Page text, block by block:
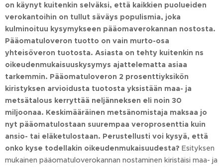
on käynyt kuitenkin selväksi, että kaikkien puolueiden
verokantoihin on tullut säväys populismia, joka
kulminoituu kysymykseen pääomaverokannan nostosta.
Pääomatuloveron tuotto on vain murto-osa
yhteisöveron tuotosta. Asiasta on tehty kuitenkin ns
oikeudenmukaisuuskysymys ajattelematta asiaa
tarkemmin. Pääomatuloveron 2 prosenttiyksikön
kiristyksen arvioidusta tuotosta yksistään maa- ja
metsätalous kerryttää neljänneksen eli noin 30
miljoonaa. Keskimääräinen metsänomistaja maksaa jo
nyt pääomatulostaan suurempaa veroprosenttia kuin
ansio- tai eläketulostaan. Perustellusti voi kysyä, että
onko kyse todellakin oikeudenmukaisuudesta? Esityksen
mukainen pääomatuloverokannan nostaminen kiristäisi maa- ja